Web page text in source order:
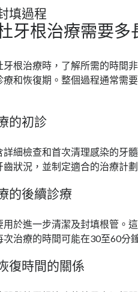
填過程
牙根治療需要多
牙根治療時，了解所需的時間
療和恢復期。整個過程通常需
的初診
詳細檢查和首次清理感染的牙
狀況，並制定適合的治療計劃
的後續診療
用於進一步清潔及封填根管。
治療的時間可能在30至60分
復時間的關係